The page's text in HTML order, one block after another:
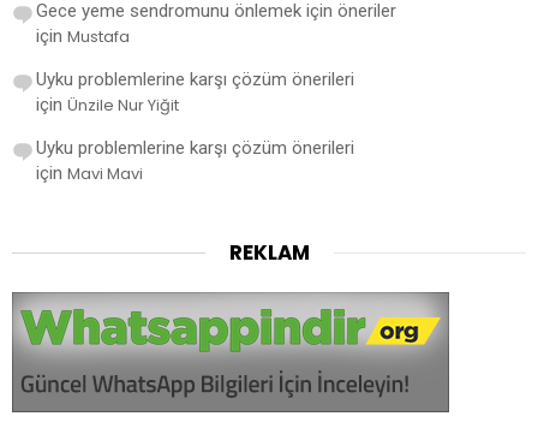
Gece yeme sendromunu önlemek için öneriler
için Mustafa
Uyku problemlerine karşı çözüm önerileri
için Ünzile Nur Yiğit
Uyku problemlerine karşı çözüm önerileri
için Mavi Mavi
REKLAM